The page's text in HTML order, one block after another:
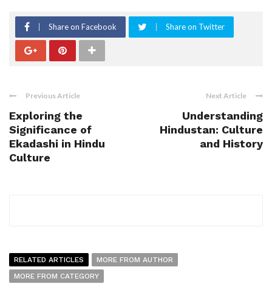
Share on Facebook Share on Twitter
Previous Article
Exploring the
Significance of
Ekadashi in Hindu
Culture
Next Article
Understanding
Hindustan: Culture
and History
RELATED ARTICLES
MORE FROM AUTHOR
MORE FROM CATEGORY